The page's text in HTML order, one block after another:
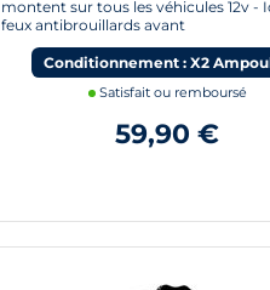
montent sur tous les véhicules 12v -
feux antibrouillards avant
Conditionnement : X2
Satisfait ou remboursé
59,90 €